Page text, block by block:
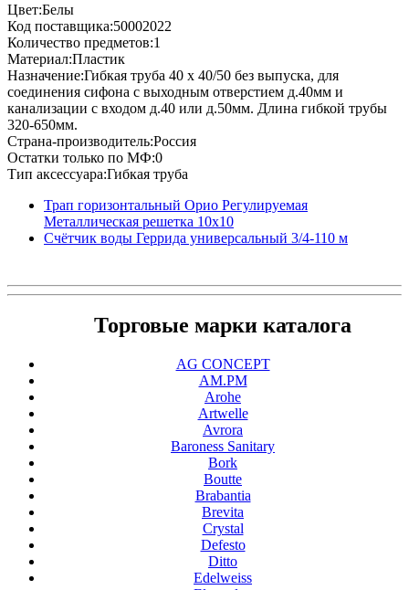
Цвет:Белы
Код поставщика:50002022
Количество предметов:1
Материал:Пластик
Назначение:Гибкая труба 40 х 40/50 без выпуска, для
соединения сифона с выходным отверстием д.40мм и
канализации с входом д.40 или д.50мм. Длина гибкой трубы
320-650мм.
Страна-производитель:Россия
Остатки только по МФ:0
Тип аксессуара:Гибкая труба
Трап горизонтальный Орио Регулируемая
Металлическая решетка 10х10
Счётчик воды Геррида универсальный 3/4-110 м
Торговые марки каталога
AG CONCEPT
AM.PM
Arohe
Artwelle
Avrora
Baroness Sanitary
Bork
Boutte
Brabantia
Brevita
Crystal
Defesto
Ditto
Edelweiss